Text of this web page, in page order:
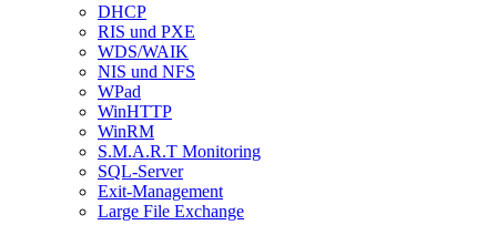
DHCP
RIS und PXE
WDS/WAIK
NIS und NFS
WPad
WinHTTP
WinRM
S.M.A.R.T Monitoring
SQL-Server
Exit-Management
Large File Exchange